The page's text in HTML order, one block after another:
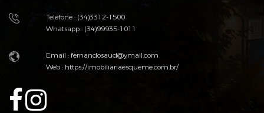
Telefone : (34)3312-1500
Whatsapp : (34)99935-1011
Email : fernandosaud@ymail.com
Web :https://imobiliariaesqueme.com.br/